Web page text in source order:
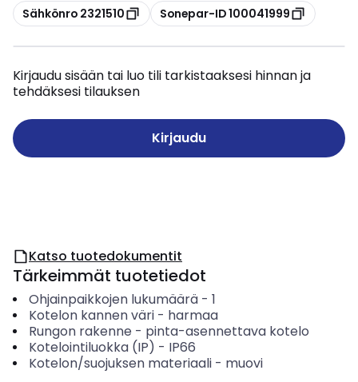
Kopioi
Sähkönro 2321510 Kopioi
Sonepar-ID 100041999
Kirjaudu sisään tai luo tili tarkistaaksesi hinnan ja
tehdäksesi tilauksen
Kirjaudu
Katso tuotedokumentit
Tärkeimmät tuotetiedot
Ohjainpaikkojen lukumäärä- 1
Kotelon kannen väri- harmaa
Rungon rakenne - pinta-asennettava kotelo
Kotelointiluokka (IP) - IP66
Kotelon/suojuksen materiaali- muovi